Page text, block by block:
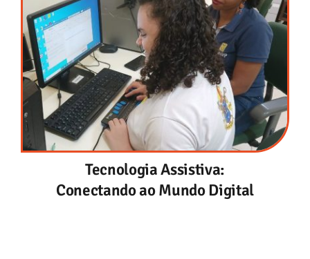
Tecnologia Assistiva:
Conectando ao Mundo Digital